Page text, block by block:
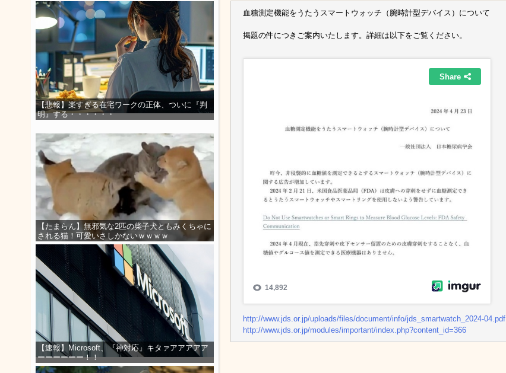
【悲報】楽すぎる在宅ワークの正体、ついに『判
明』する・・・・・・
【たまらん】無邪気な2匹の柴子犬ともみくちゃに
される猫！可愛いさしかないｗｗｗｗ
【速報】Microsoft、『神対応』キタァアアアアア
ーーーーーー！！
血糖測定機能をうたうスマートウォッチ（腕時計型デバイス）について
掲題の件につきご案内いたします。詳細は以下をご覧ください。
http://www.jds.or.jp/uploads/files/document/info/jds_smartwatch_2024-04.pdf
http://www.jds.or.jp/modules/important/index.php?content_id=366